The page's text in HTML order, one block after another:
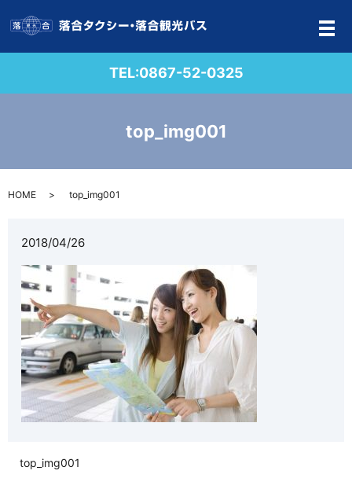
メ
TEL:0867-52-0325
top_img001
HOME top_img001
2018/04/26
top_img001